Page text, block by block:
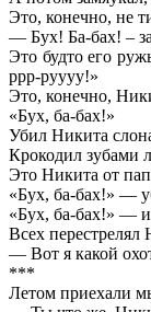
Это, конечно, не
— Бух! Ба-бах! –
Это будто его
ррр-руууу!»
Это, конечно,
«Бух, ба-бах!»
Убил Никита
Крокодил зубами
Это Никита от
«Бух, ба-бах!» —
«Бух, ба-бах!» — и
Всех перестрелял
— Вот я какой
***
Летом приехали